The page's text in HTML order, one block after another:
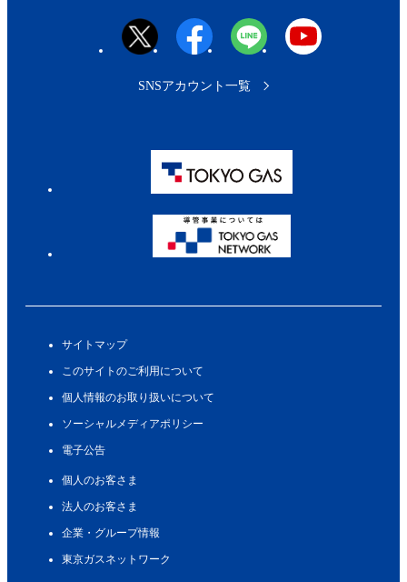
サイトマップ
このサイトのご利用について
個人情報のお取り扱いについて
ソーシャルメディアポリシー
電子公告
個人のお客さま
法人のお客さま
企業・グループ情報
東京ガスネットワーク
SNSアカウント一覧